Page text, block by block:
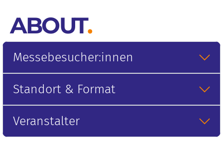
ABOUT.
Messebesucher:innen
Standort & Format
Veranstalter